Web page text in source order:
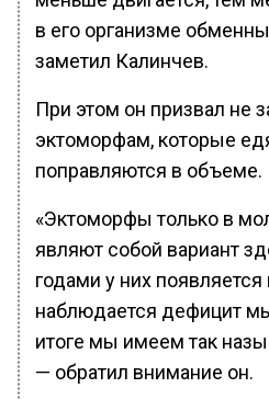
в его организме
заметил Калинчев.
При этом он призвал не
эктоморфам, которые
поправляются в объеме.
«Эктоморфы только в
являют собой вариант
годами у них
наблюдается дефицит
итоге мы имеем так
— обратил внимание он.